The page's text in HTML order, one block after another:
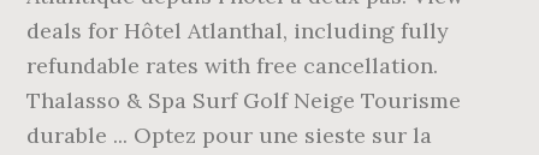
deals for Hôtel Atlanthal, including fully
refundable rates with free cancellation.
Thalasso & Spa Surf Golf Neige Tourisme
durable ... Optez pour une sieste sur la